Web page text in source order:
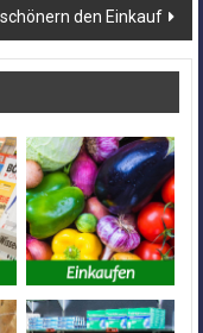
den Einkauf